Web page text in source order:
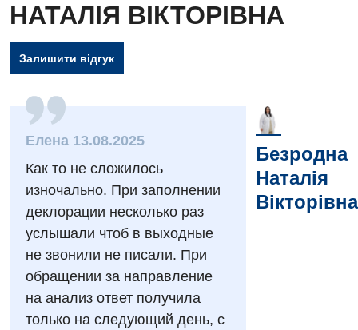
Вакансії
Заходи БПР
Інтернатура
Безкоштовні операції
Діагностика
Ангіографічні дослідження
НАТАЛІЯ ВІКТОРІВНА
Залишити відгук
Елена 13.08.2025
Как то не сложилось
изночально. При заполнении
деклорации несколько раз
услышали чтоб в выходные
не звонили не писали. При
обращении за направление
на анализ ответ получила
только на следующий день, с
Безродна
Наталія
Вікторівна